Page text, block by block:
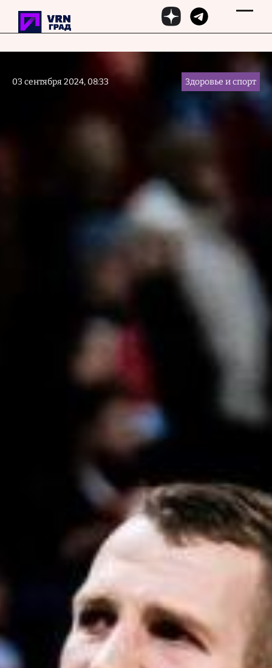
Перейти к основному содержанию
03 сентября 2024, 08:33 Здоровье и спорт